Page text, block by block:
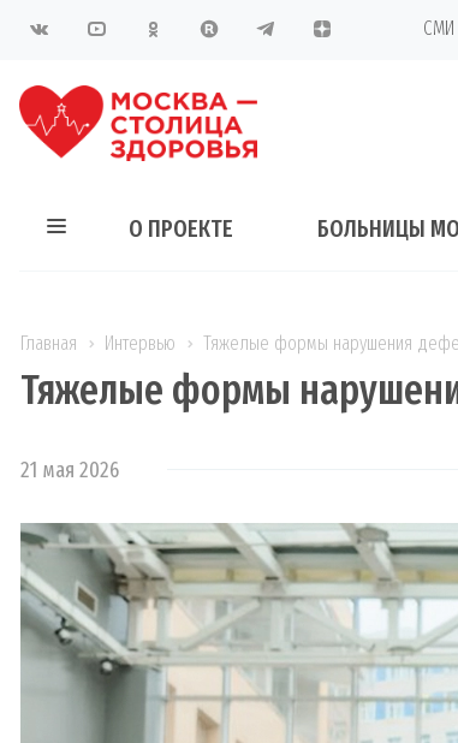
СМИ
О ПРОЕКТЕ БОЛЬНИЦЫ
Главная Интервью Тяжелые формы нарушения
Тяжелые формы
21 мая 2026